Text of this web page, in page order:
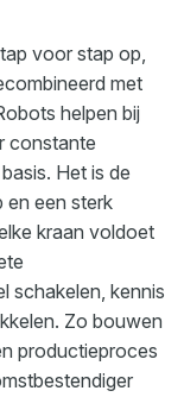
voor stap op,
met
helpen bij
constante
Het is de
en een sterk
kraan voldoet
schakelen, kennis
Zo bouwen
productieproces